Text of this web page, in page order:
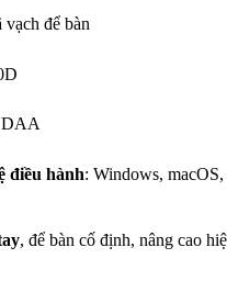
để bàn
điều hành: Windows,
, để bàn cố định, nâng cao